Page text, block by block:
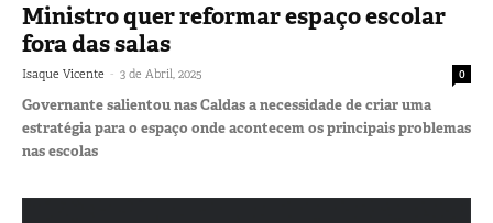
Ministro quer reformar espaço escolar
fora das salas
Isaque Vicente - 3 de Abril, 2025 0
Governante salientou nas Caldas a necessidade de criar uma
estratégia para o espaço onde acontecem os principais problemas
nas escolas